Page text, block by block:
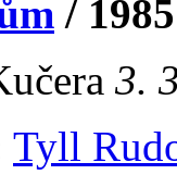
/ 1985
3.
Tyll